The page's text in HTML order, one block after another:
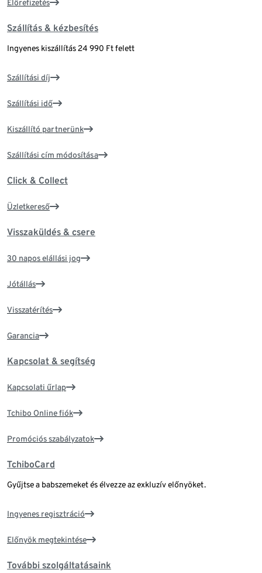
Előrefizetés
Szállítás & kézbesítés
Ingyenes kiszállítás 24 990 Ft felett
Szállítási díj
Szállítási idő
Kiszállító partnerünk
Szállítási cím módosítása
Click & Collect
Üzletkereső
Visszaküldés & csere
30 napos elállási jog
Jótállás
Visszatérítés
Garancia
Kapcsolat & segítség
Kapcsolati űrlap
Tchibo Online fiók
Promóciós szabályzatok
TchiboCard
Gyűjtse a babszemeket és élvezze az exkluzív előnyöket.
Ingyenes regisztráció
Előnyök megtekintése
További szolgáltatásaink